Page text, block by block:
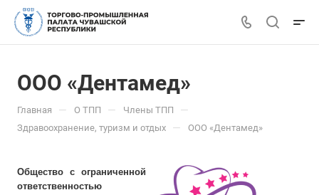
ООО «Дентамед»
Главная — О ТПП — Члены ТПП —
Здравоохранение, туризм и отдых — ООО «Дентамед»
Общество с ограниченной
ответственностью